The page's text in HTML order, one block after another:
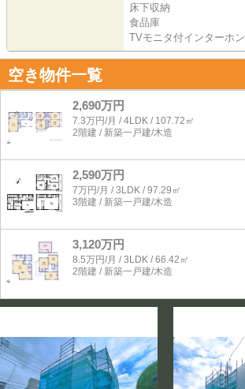
床下収納
食品庫
TVモニタ付インターホン
空き物件一覧
2,690万円
7.3万円/月 / 4LDK / 107.72㎡
2階建 / 新築一戸建/木造
2,590万円
7万円/月 / 3LDK / 97.29㎡
3階建 / 新築一戸建/木造
3,120万円
8.5万円/月 / 3LDK / 66.42㎡
2階建 / 新築一戸建/木造